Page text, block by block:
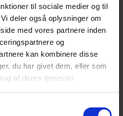
til sociale medier og til
deler også oplysninger om
med vores partnere inden
og
kan kombinere disse
du har givet dem, eller som
af deres tjenester.
eller er i gang
bolig, kan du
for et boliglån til unge.
anvendes til udgifter
eller til at finansiere